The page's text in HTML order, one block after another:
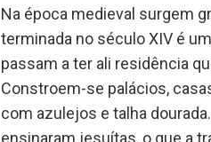
Na época medieval surgem
terminada no século XIV é
passam a ter ali residência
Constroem-se palácios,
com azulejos e talha
ensinaram jesuítas, o que a